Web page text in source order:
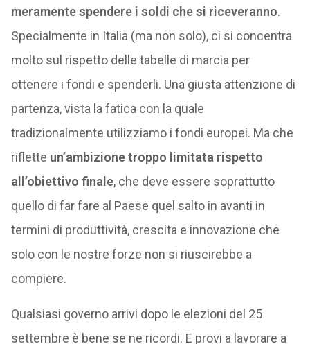
meramente spendere i soldi che si riceveranno.
Specialmente in Italia (ma non solo), ci si concentra
molto sul rispetto delle tabelle di marcia per
ottenere i fondi e spenderli. Una giusta attenzione di
partenza, vista la fatica con la quale
tradizionalmente utilizziamo i fondi europei. Ma che
riflette un’ambizione troppo limitata rispetto
all’obiettivo finale, che deve essere soprattutto
quello di far fare al Paese quel salto in avanti in
termini di produttività, crescita e innovazione che
solo con le nostre forze non si riuscirebbe a
compiere.
Qualsiasi governo arrivi dopo le elezioni del 25
settembre è bene se ne ricordi. E provi a lavorare a